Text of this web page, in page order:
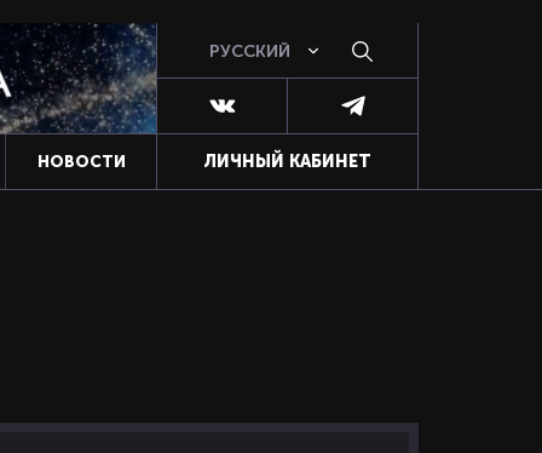
НОВОСТИ
РУССКИЙ
ЛИЧНЫЙ КАБИНЕТ